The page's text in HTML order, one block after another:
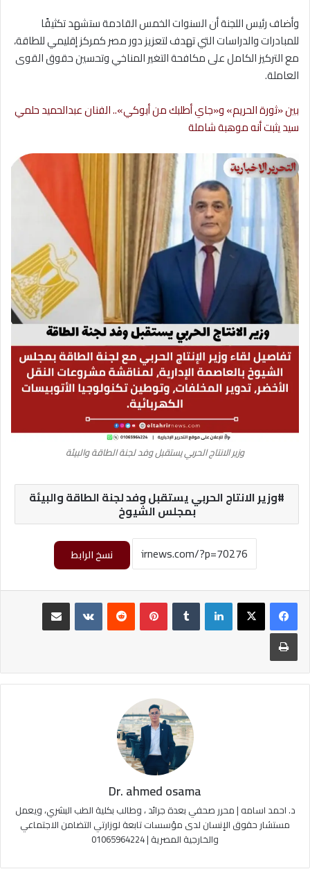
وأضاف رئيس اللجنة أن السنوات الخمس القادمة ستشهد تكثيفًا
للمبادرات والدراسات التي تهدف لتعزيز دور مصر كمركز إقليمي للطاقة،
مع التركيز الكامل على مكافحة التغير المناخي وتحسين حقوق القوى
العاملة.
بين «ثورة الحريم» و«جاي أطلبك من أبوكي».. الفنان عبدالحميد حلمي
سيد يثبت أنه موهبة شاملة
وزير الانتاج الحربي يستقبل وفد لجنة الطاقة والبيئة
وزير الانتاج الحربي يستقبل وفد لجنة الطاقة والبيئة
بمجلس الشيوخ
نسخ الرابط
لينكدإن بينتيريست
طباعة
Dr. ahmed osama
د. احمد اسامه | محرر صحفي بعدة جرائد ، وطالب بكلية الطب البشري، ويعمل
مستشار حقوق الإنسان لدى مؤسسات تابعة لوزارتي التضامن الاجتماعي
والخارجية المصرية | 01065964224